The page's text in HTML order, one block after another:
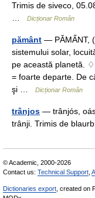
Trimis de siveco,
Dicționar Român
pământ — PĂMẤNT,
sistemului solar,
pe această planetă.
= foarte departe. De
şi …
Dicționar Român
trânjos — trânjós,
trânji. Trimis de
© Academic, 2000-2026
Contact us: Technical Support
Dictionaries export , created on